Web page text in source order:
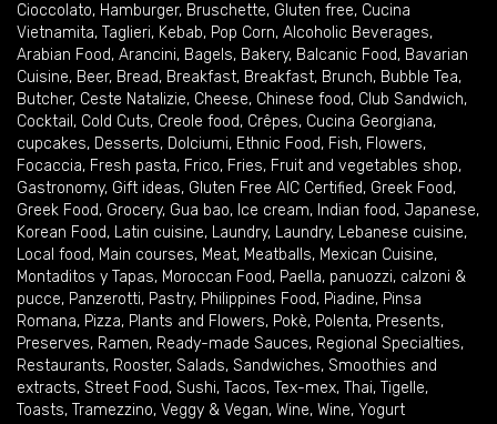
Cioccolato, Hamburger, Bruschette, Gluten free, Cucina
Vietnamita, Taglieri, Kebab, Pop Corn, Alcoholic Beverages,
Arabian Food, Arancini, Bagels, Bakery, Balcanic Food, Bavarian
Cuisine, Beer, Bread, Breakfast, Breakfast, Brunch, Bubble Tea,
Butcher, Ceste Natalizie, Cheese, Chinese food, Club Sandwich,
Cocktail , Cold Cuts, Creole food, Crêpes, Cucina Georgiana,
cupcakes, Desserts, Dolciumi, Ethnic Food, Fish, Flowers,
Focaccia, Fresh pasta, Frico, Fries, Fruit and vegetables shop,
Gastronomy, Gift ideas, Gluten Free AIC Certified, Greek Food,
Greek Food, Grocery, Gua bao, Ice cream, Indian food, Japanese,
Korean Food, Latin cuisine, Laundry, Laundry, Lebanese cuisine,
Local food, Main courses, Meat, Meatballs, Mexican Cuisine,
Montaditos y Tapas, Moroccan Food, Paella, panuozzi, calzoni &
pucce, Panzerotti, Pastry, Philippines Food, Piadine, Pinsa
Romana, Pizza, Plants and Flowers, Pokè, Polenta, Presents,
Preserves, Ramen, Ready-made Sauces, Regional Specialties,
Restaurants, Rooster, Salads, Sandwiches, Smoothies and
extracts, Street Food, Sushi, Tacos, Tex-mex, Thai, Tigelle,
Toasts, Tramezzino, Veggy & Vegan, Wine, Wine, Yogurt